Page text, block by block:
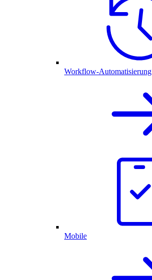
Workflow-Automatisierung
Mobile